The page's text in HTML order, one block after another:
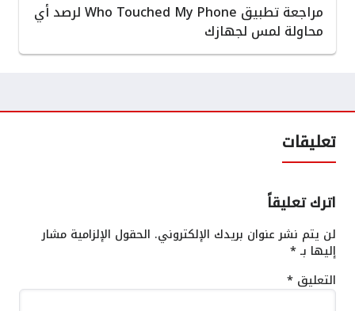
مراجعة تطبيق Who Touched My Phone لرصد أي
محاولة لمس لجهازك
تعليقات
اترك تعليقاً
لن يتم نشر عنوان بريدك الإلكتروني. الحقول الإلزامية مشار
إليها بـ*
التعليق *